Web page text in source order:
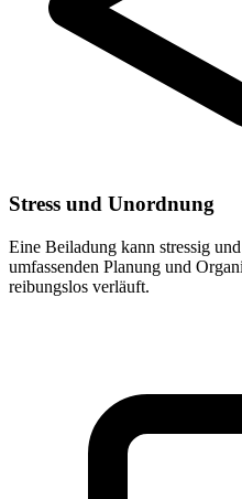
Stress und Unordnung
Eine Beiladung kann stressig
umfassenden Planung und
reibungslos verläuft.